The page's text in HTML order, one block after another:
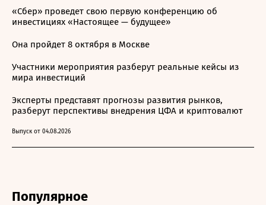
«Сбер» проведет свою первую конференцию об
инвестициях «Настоящее — будущее»
Она пройдет 8 октября в Москве
Участники мероприятия разберут реальные кейсы из
мира инвестиций
Эксперты представят прогнозы развития рынков,
разберут перспективы внедрения ЦФА и криптовалют
Выпуск от 04.08.2026
Популярное